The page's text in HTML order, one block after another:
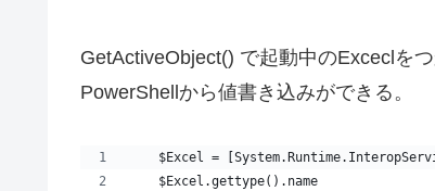
GetActiveObject() で起動中のExceclを
PowerShellから値書き込みができる。
$Excel =
    $Excel.gettype().name